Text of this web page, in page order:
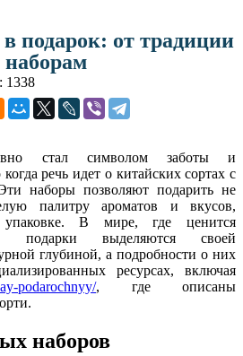
подарок: от традиции
1338
стал символом заботы и
речь идет о китайских сортах с
наборы позволяют подарить не
палитру ароматов и вкусов,
В мире, где ценится
подарки выделяются своей
глубиной, а подробности о них
ресурсах, включая
podarochnyy/, где описаны
наборов